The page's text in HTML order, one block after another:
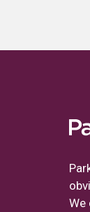
you
We